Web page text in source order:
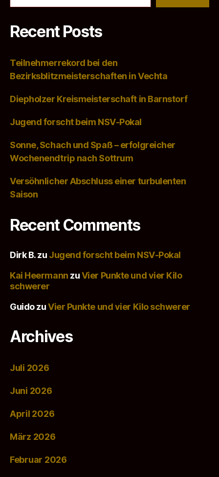
Recent Posts
Teilnehmerrekord bei den
Bezirksblitzmeisterschaften in Vechta
Diepholzer Kreismeisterschaft in Barnstorf
Jugend forscht beim NSV-Pokal
Sonne, Schach und Spaß – erfolgreicher
Wochenendtrip nach Sottrum
Versöhnlicher Abschluss einer turbulenten
Saison
Recent Comments
Dirk B.zu Jugend forscht beim NSV-Pokal
Kai Heermann zuVier Punkte und vier Kilo
schwerer
GuidozuVier Punkte und vier Kilo schwerer
Archives
Juli 2026
Juni 2026
April 2026
März 2026
Februar 2026